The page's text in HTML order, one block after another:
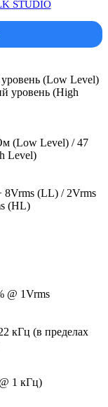
STUDIO
(Low Level)
уровень (High
(Low Level) / 47
Level)
8Vrms (LL) / 2Vrms
(HL)
@ 1Vrms
кГц (в пределах
1 кГц)